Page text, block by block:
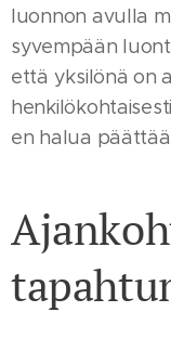
luonnon avulla
syvempään
että yksilönä on
en halua päättää